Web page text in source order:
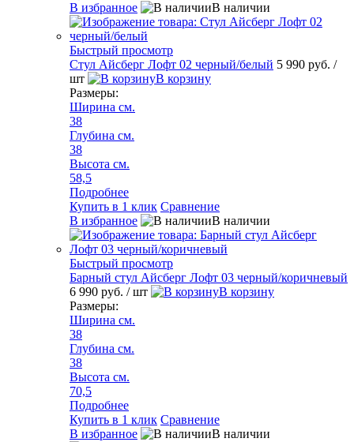
В избранное
В наличии
Быстрый просмотр
Стул Айсберг Лофт 02 черный/белый 5 990 руб. /
шт
В корзину
Размеры:
Ширина см.
38
Глубина см.
38
Высота см.
58,5
Подробнее
Купить в 1 клик Сравнение
В избранное
В наличии
Быстрый просмотр
Барный стул Айсберг Лофт 03 черный/коричневый
6 990 руб. / шт
В корзину
Размеры:
Ширина см.
38
Глубина см.
38
Высота см.
70,5
Подробнее
Купить в 1 клик Сравнение
В избранное
В наличии